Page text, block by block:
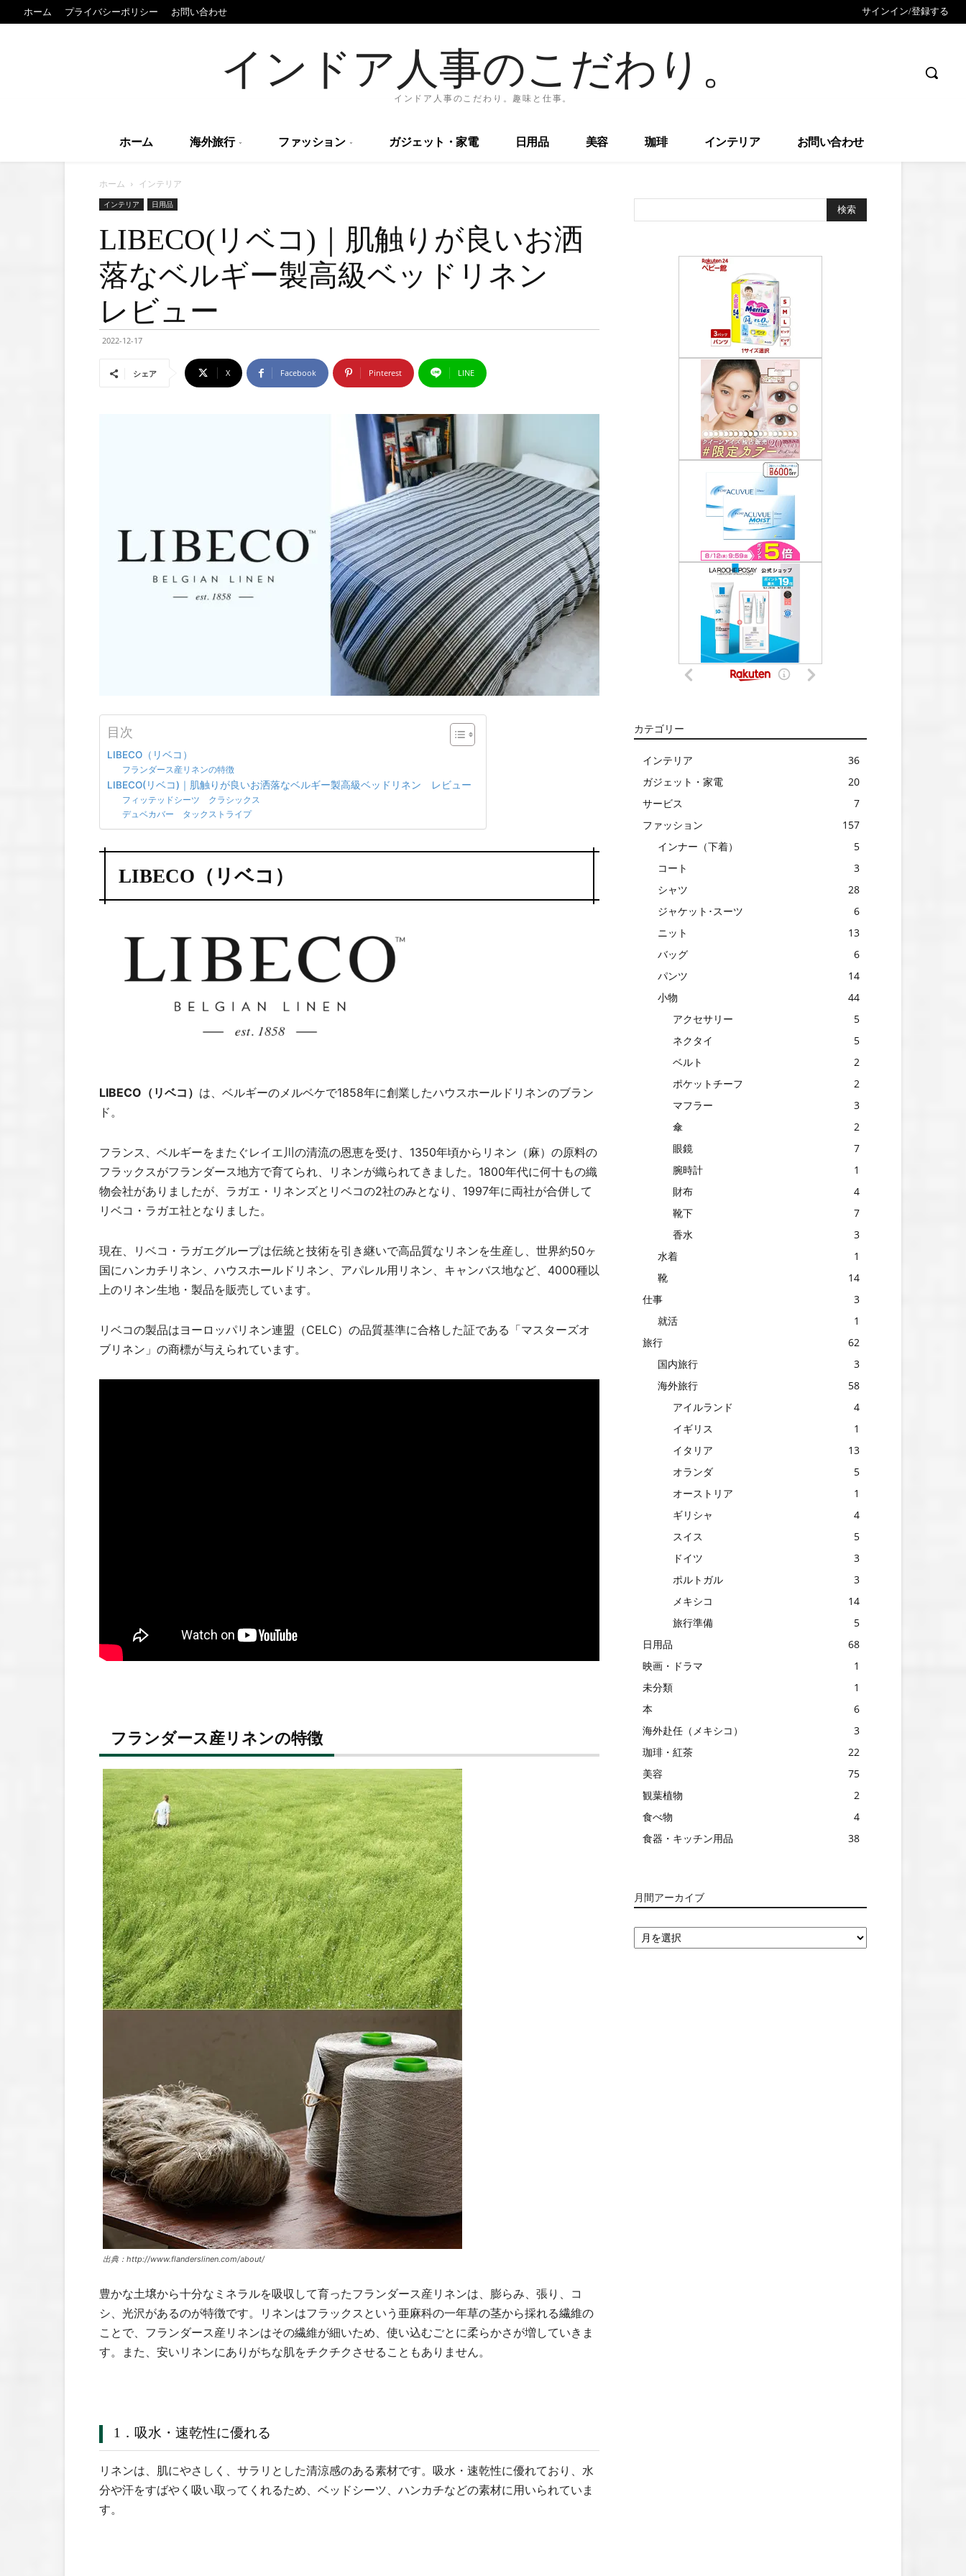
ホーム プライバシーポリシー お問い合わせ サインイン/登録する
インドア人事のこだわり。
インドア人事のこだわり。趣味と仕事。
ホーム 海外旅行 ファッション ガジェット・家電 日用品 美容 珈琲 インテリア お問い合わせ
ホーム インテリア
インテリア 日用品
LIBECO(リベコ)｜肌触りが良いお洒
落なベルギー製高級ベッドリネン
レビュー
2022-12-17
シェア X Facebook Pinterest LINE
目次
LIBECO（リベコ）
フランダース産リネンの特徴
LIBECO(リベコ)｜肌触りが良いお洒落なベルギー製高級ベッドリネン レビュー
フィッテッドシーツ クラシックス
デュベカバー タックストライプ
LIBECO（リベコ）
LIBECO（リベコ） は、ベルギーのメルベケで1858年に創業したハウスホールドリネンのブラン
ド。
フランス、ベルギーをまたぐレイエ川の清流の恩恵を受け、1350年頃からリネン（麻）の原料の
フラックスがフランダース地方で育てられ、リネンが織られてきました。1800年代に何十もの織
物会社がありましたが、ラガエ・リネンズとリベコの2社のみとなり、1997年に両社が合併して
リベコ・ラガエ社となりました。
現在、リベコ・ラガエグループは伝統と技術を引き継いで高品質なリネンを生産し、世界約50ヶ
国にハンカチリネン、ハウスホールドリネン、アパレル用リネン、キャンバス地など、4000種以
上のリネン生地・製品を販売しています。
リベコの製品はヨーロッパリネン連盟（CELC）の品質基準に合格した証である「マスターズオ
ブリネン」の商標が与えられています。
フランダース産リネンの特徴
出典：http://www.flanderslinen.com/about/
豊かな土壌から十分なミネラルを吸収して育ったフランダース産リネンは、膨らみ、張り、コ
シ、光沢があるのが特徴です。リネンはフラックスという亜麻科の一年草の茎から採れる繊維の
ことで、フランダース産リネンはその繊維が細いため、使い込むごとに柔らかさが増していきま
す。また、安いリネンにありがちな肌をチクチクさせることもありません。
1．吸水・速乾性に優れる
リネンは、肌にやさしく、サラリとした清涼感のある素材です。吸水・速乾性に優れており、水
分や汗をすばやく吸い取ってくれるため、ベッドシーツ、ハンカチなどの素材に用いられていま
す。
カテゴリー
インテリア
36
ガジェット・家電
20
サービス
7
ファッション
157
インナー（下着）
5
コート
3
シャツ
28
ジャケット･スーツ
6
ニット
13
バッグ
6
パンツ
14
小物
44
アクセサリー
5
ネクタイ
5
ベルト
2
ポケットチーフ
2
マフラー
3
傘
2
眼鏡
7
腕時計
1
財布
4
靴下
7
香水
3
水着
1
靴
14
仕事
3
就活
1
旅行
62
国内旅行
3
海外旅行
58
アイルランド
4
イギリス
1
イタリア
13
オランダ
5
オーストリア
1
ギリシャ
4
スイス
5
ドイツ
3
ポルトガル
3
メキシコ
14
旅行準備
5
日用品
68
映画・ドラマ
1
未分類
1
本
6
海外赴任（メキシコ）
3
珈琲・紅茶
22
美容
75
観葉植物
2
食べ物
4
食器・キッチン用品
38
月間アーカイブ
月
間